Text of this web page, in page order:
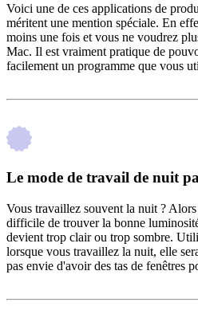
Voici une de ces applications de
méritent une mention spéciale. En
moins une fois et vous ne voudrez
Mac. Il est vraiment pratique de
facilement un programme que vous
Le mode de travail de nuit
Vous travaillez souvent la nuit ?
difficile de trouver la bonne
devient trop clair ou trop sombre.
lorsque vous travaillez la nuit, elle
pas envie d'avoir des tas de fenêtres